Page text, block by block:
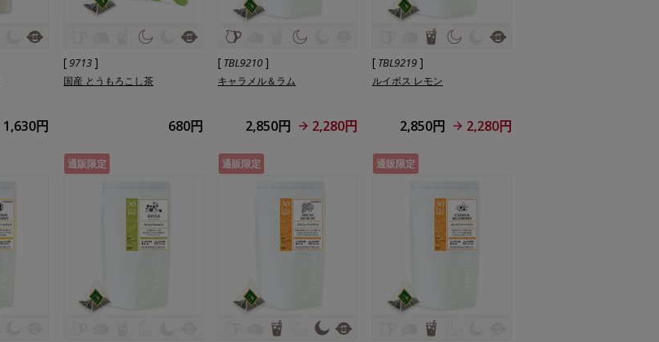
1,630円
[9713 ]
国産 とうもろこし茶
680円
[ TBL9210 ]
キャラメル＆ラム
2,850円 2,280円
[ TBL9219 ]
ルイボス レモン
2,850円 2,280円
通販限定 通販限定 通販限定